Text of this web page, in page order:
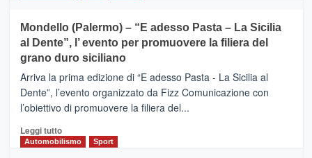
e
messaggi
di
CASTIGLIONE
DI
SICILIA
(Ct)
–
Il
Borgo
Gusto,
il
Mondello (Palermo) – “E adesso Pasta – La Sicilia
al Dente”, l’ evento per promuovere la filiera del
grano duro siciliano
Arriva la prima edizione di “E adesso Pasta - La Sicilia al
Dente”, l’evento organizzato da Fizz Comunicazione con
l’obiettivo di promuovere la filiera del...
Leggi tuttoLeggi
di
Automobilismo Sport